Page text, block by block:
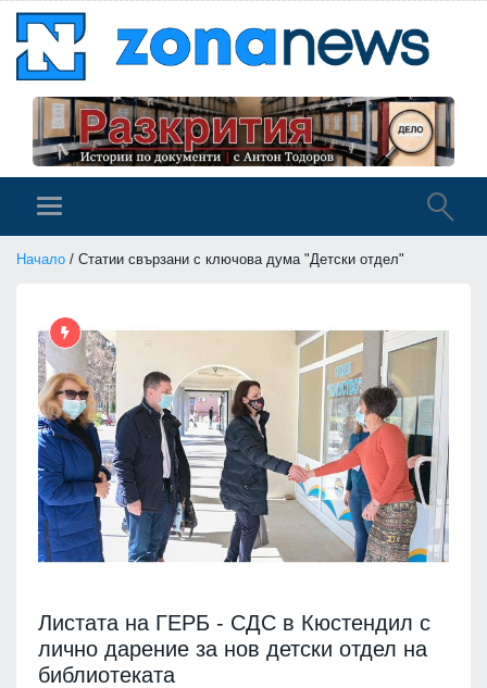
Начало / Статии свързани с ключова дума "Детски отдел"
Листата на ГЕРБ - СДС в Кюстендил с
лично дарение за нов детски отдел на
библиотеката